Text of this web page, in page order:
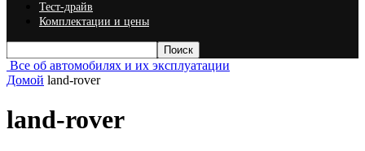
Тест-драйв
Комплектации и цены
Все об автомобилях и их эксплуатации
Домой land-rover
land-rover